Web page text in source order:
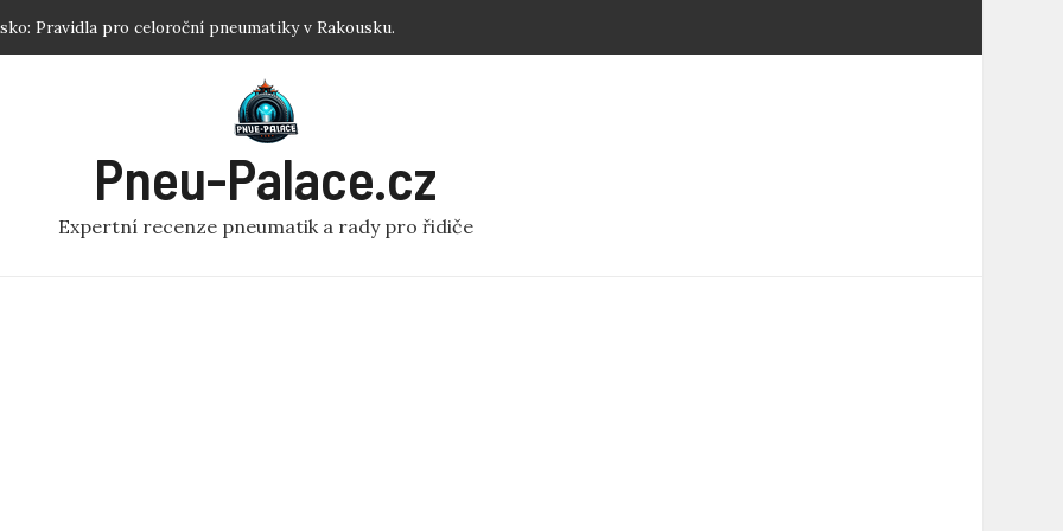
Jednoduchý návod pro každého!
koloběžka: Efektivní Dofouknutí Pneumatiky na
Optimalizujte Výkon!
Pravidla pro celoroční pneumatiky v Rakousku.
Pneu-Palace.cz
Expertní recenze pneumatik a rady pro řidiče